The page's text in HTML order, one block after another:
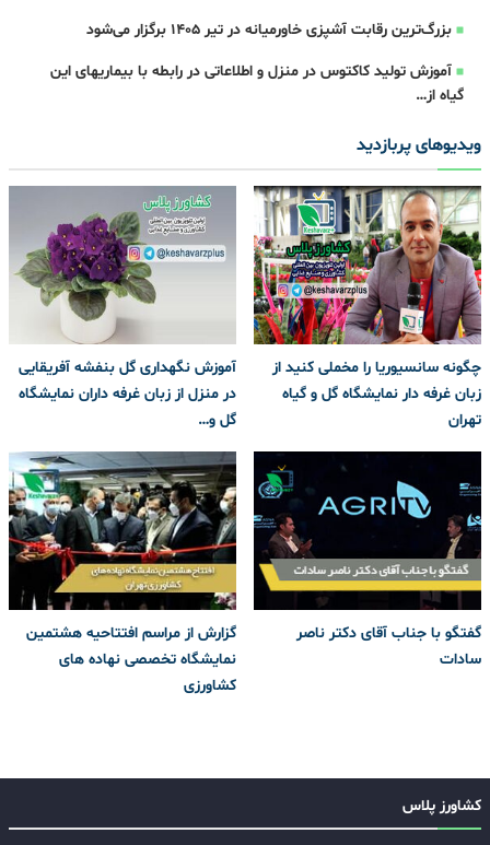
بزرگ‌ترین رقابت آشپزی خاورمیانه در تیر ۱۴۰۵ برگزار می‌شود
آموزش تولید کاکتوس در منزل و اطلاعاتی در رابطه با بیماریهای این
گیاه از…
ویدیوهای پربازدید
چگونه سانسیوریا را مخملی کنید از
زبان غرفه دار نمایشگاه گل و گیاه
تهران
آموزش نگهداری گل بنفشه آفریقایی
در منزل از زبان غرفه داران نمایشگاه
گل و…
گفتگو با جناب آقای دکتر ناصر
سادات
گزارش از مراسم افتتاحیه هشتمین
نمایشگاه تخصصی نهاده های
کشاورزی
کشاورز پلاس